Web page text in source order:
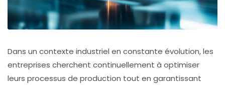
Dans un contexte industriel en constante évolution, les
entreprises cherchent continuellement à optimiser
leurs processus de production tout en garantissant